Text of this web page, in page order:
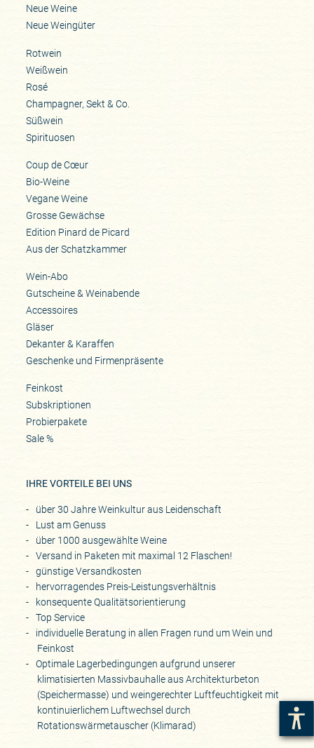
Neue Weine
Neue Weingüter
Rotwein
Weißwein
Rosé
Champagner, Sekt & Co.
Süßwein
Spirituosen
Coup de Cœur
Bio-Weine
Vegane Weine
Grosse Gewächse
Edition Pinard de Picard
Aus der Schatzkammer
Wein-Abo
Gutscheine & Weinabende
Accessoires
Gläser
Dekanter & Karaffen
Geschenke und Firmenpräsente
Feinkost
Subskriptionen
Probierpakete
Sale %
IHRE VORTEILE BEI UNS
über 30 Jahre Weinkultur aus Leidenschaft
Lust am Genuss
über 1000 ausgewählte Weine
Versand in Paketen mit maximal 12 Flaschen!
günstige Versandkosten
hervorragendes Preis-Leistungsverhältnis
konsequente Qualitätsorientierung
Top Service
individuelle Beratung in allen Fragen rund um Wein und
Feinkost
Optimale Lagerbedingungen aufgrund unserer
klimatisierten Massivbauhalle aus Architekturbeton
(Speichermasse) und weingerechter Luftfeuchtigkeit mit
kontinuierlichem Luftwechsel durch
Rotationswärmetauscher (Klimarad)